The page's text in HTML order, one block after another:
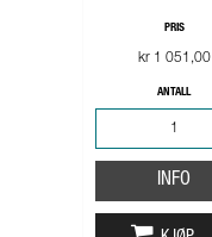
PRIS
kr 1 051,00
ANTALL
INFO